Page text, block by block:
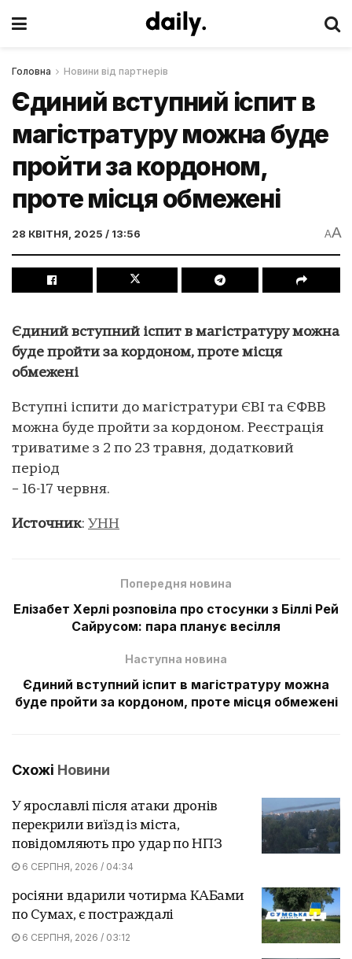
Головна Новини від партнерів
Єдиний вступний іспит в
магістратуру можна буде
пройти за кордоном,
проте місця обмежені
28 КВІТНЯ, 2025 / 13:56 AA
Єдиний вступний іспит в магістратуру можна
буде пройти за кордоном, проте місця
обмежені
Вступні іспити до магістратури ЄВІ та ЄФВВ
можна буде пройти за кордоном. Реєстрація
триватиме з 2 по 23 травня, додатковий
період
– 16-17 червня.
Источник: УНН
Попередня новина
Елізабет Херлі розповіла про стосунки з Біллі Рей
Сайрусом: пара планує весілля
Наступна новина
Єдиний вступний іспит в магістратуру можна
буде пройти за кордоном, проте місця обмежені
Схожі Новини
У ярославлі після атаки дронів
перекрили виїзд із міста,
повідомляють про удар по НПЗ
6 СЕРПНЯ, 2026 / 04:34
росіяни вдарили чотирма КАБами
по Сумах, є постраждалі
6 СЕРПНЯ, 2026 / 03:12